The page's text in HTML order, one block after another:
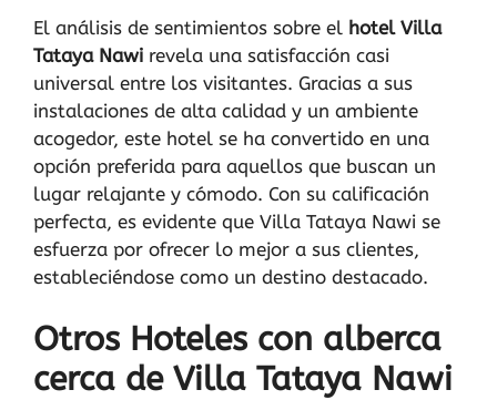
El análisis de sentimientos sobre el hotel Villa
Tataya Nawi revela una satisfacción casi
universal entre los visitantes. Gracias a sus
instalaciones de alta calidad y un ambiente
acogedor, este hotel se ha convertido en una
opción preferida para aquellos que buscan un
lugar relajante y cómodo. Con su calificación
perfecta, es evidente que Villa Tataya Nawi se
esfuerza por ofrecer lo mejor a sus clientes,
estableciéndose como un destino destacado.
Otros Hoteles con alberca
cerca de Villa Tataya Nawi